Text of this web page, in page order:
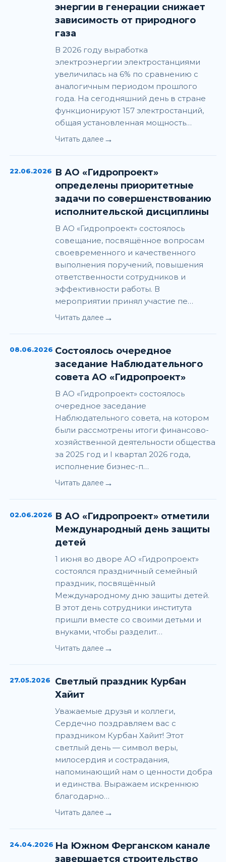
энергии в генерации снижает
зависимость от природного
газа
В 2026 году выработка
электроэнергии электростанциями
увеличилась на 6% по сравнению с
аналогичным периодом прошлого
года. На сегодняшний день в стране
функционируют 157 электростанций,
общая установленная мощность…
Читать далее →
22.06.2026 В АО «Гидропроект»
определены приоритетные
задачи по совершенствованию
исполнительской дисциплины
В АО «Гидропроект» состоялось
совещание, посвящённое вопросам
своевременного и качественного
выполнения поручений, повышения
ответственности сотрудников и
эффективности работы. В
мероприятии принял участие пе…
Читать далее →
08.06.2026 Состоялось очередное
заседание Наблюдательного
совета АО «Гидропроект»
В АО «Гидропроект» состоялось
очередное заседание
Наблюдательного совета, на котором
были рассмотрены итоги финансово-
хозяйственной деятельности общества
за 2025 год и I квартал 2026 года,
исполнение бизнес-п…
Читать далее →
02.06.2026 В АО «Гидропроект» отметили
Международный день защиты
детей
1 июня во дворе АО «Гидропроект»
состоялся праздничный семейный
праздник, посвящённый
Международному дню защиты детей.
В этот день сотрудники института
пришли вместе со своими детьми и
внуками, чтобы разделит…
Читать далее →
27.05.2026
Светлый праздник Курбан
Хайит
Уважаемые друзья и коллеги,
Сердечно поздравляем вас с
праздником Курбан Хайит! Этот
светлый день — символ веры,
милосердия и сострадания,
напоминающий нам о ценности добра
и единства. Выражаем искреннюю
благодарно…
Читать далее →
24.04.2026 На Южном Ферганском канале
завершается строительство